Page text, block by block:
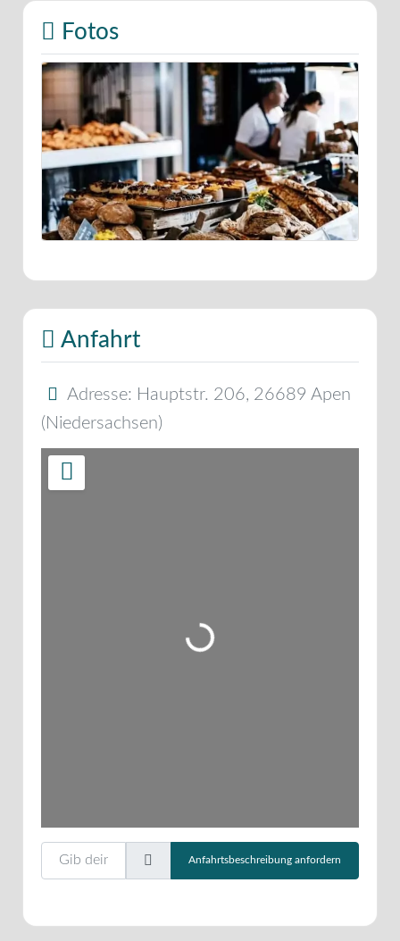
Fotos
Anfahrt
Adresse: Hauptstr. 206, 26689 Apen
( Niedersachsen)
Wird geladen …
Gib deinen Standort ein.
Anfahrtsbeschreibung anfordern